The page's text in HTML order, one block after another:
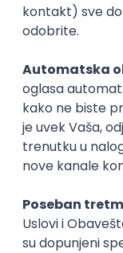
Šnajderka/